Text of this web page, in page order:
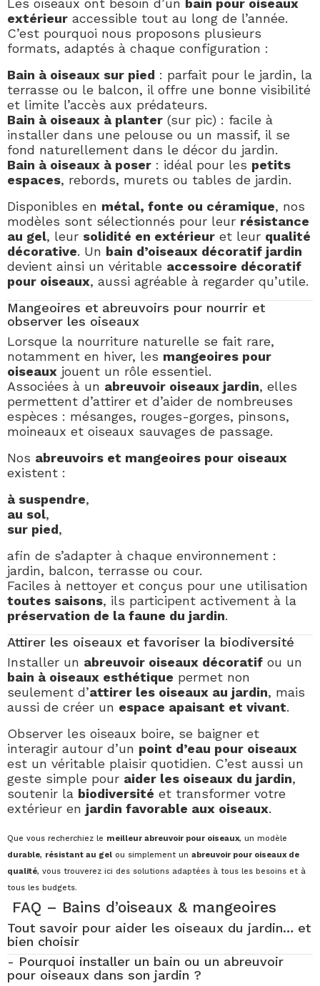
Les oiseaux ont besoin d’un bain pour oiseaux
extérieur accessible tout au long de l’année.
C’est pourquoi nous proposons plusieurs
formats, adaptés à chaque configuration :
Bain à oiseaux sur pied : parfait pour le jardin, la
terrasse ou le balcon, il offre une bonne visibilité
et limite l’accès aux prédateurs.
Bain à oiseaux à planter (sur pic) : facile à
installer dans une pelouse ou un massif, il se
fond naturellement dans le décor du jardin.
Bain à oiseaux à poser : idéal pour les petits
espaces, rebords, murets ou tables de jardin.
Disponibles en métal, fonte ou céramique, nos
modèles sont sélectionnés pour leur résistance
au gel, leur solidité en extérieur et leur qualité
décorative. Un bain d’oiseaux décoratif jardin
devient ainsi un véritable accessoire décoratif
pour oiseaux, aussi agréable à regarder qu’utile.
Mangeoires et abreuvoirs pour nourrir et
observer les oiseaux
Lorsque la nourriture naturelle se fait rare,
notamment en hiver, les mangeoires pour
oiseaux jouent un rôle essentiel.
Associées à un abreuvoir oiseaux jardin, elles
permettent d’attirer et d’aider de nombreuses
espèces : mésanges, rouges-gorges, pinsons,
moineaux et oiseaux sauvages de passage.
Nos abreuvoirs et mangeoires pour oiseaux
existent :
à suspendre,
au sol,
sur pied,
afin de s’adapter à chaque environnement :
jardin, balcon, terrasse ou cour.
Faciles à nettoyer et conçus pour une utilisation
toutes saisons, ils participent activement à la
préservation de la faune du jardin.
Attirer les oiseaux et favoriser la biodiversité
Installer un abreuvoir oiseaux décoratif ou un
bain à oiseaux esthétique permet non
seulement d’attirer les oiseaux au jardin, mais
aussi de créer un espace apaisant et vivant.
Observer les oiseaux boire, se baigner et
interagir autour d’un point d’eau pour oiseaux
est un véritable plaisir quotidien. C’est aussi un
geste simple pour aider les oiseaux du jardin,
soutenir la biodiversité et transformer votre
extérieur en jardin favorable aux oiseaux.
Que vous recherchiez le meilleur abreuvoir pour oiseaux, un modèle
durable, résistant au gel ou simplement un abreuvoir pour oiseaux de
qualité, vous trouverez ici des solutions adaptées à tous les besoins et à
tous les budgets.
FAQ – Bains d’oiseaux & mangeoires
Tout savoir pour aider les oiseaux du jardin… et
bien choisir
- Pourquoi installer un bain ou un abreuvoir
pour oiseaux dans son jardin ?